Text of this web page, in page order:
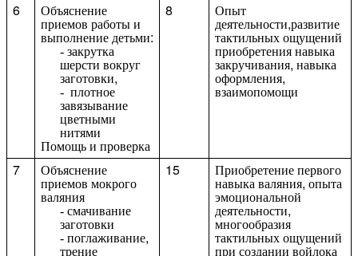
6
Объяснение
приемов работы и
выполнение детьми:
закрутка
шерсти вокруг
заготовки,
плотное
завязывание
цветными
нитями
Помощь и проверка
8 Опыт
деятельности,развитие
тактильных ощущений
приобретения навыка
закручивания, навыка
оформления,
взаимопомощи
7 Объяснение
приемов мокрого
валяния
смачивание
заготовки
поглаживание,
трение
15 Приобретение первого
навыка валяния, опыта
эмоциональной
деятельности,
многообразия
тактильных ощущений
при создании войлока